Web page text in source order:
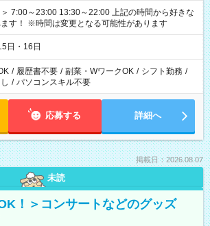
～23:00 13:30～22:00 上記の時間から好きな
す！ ※時間は変更となる可能性があります
日・16日
/ 履歴書不要 / 副業・WワークOK / シフト勤務 /
/ パソコンスキル不要
応募する 詳細へ
掲載日：2026.08.07
未読
！＞コンサートなどのグッズ